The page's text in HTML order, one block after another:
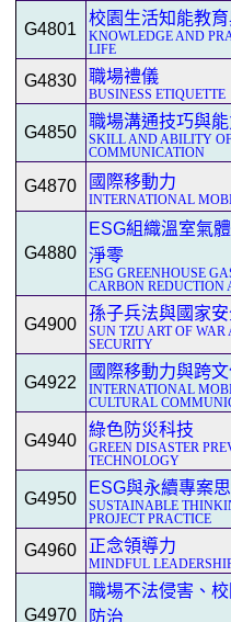
G4801
校園生活知能教
KNOWLEDGE AND
LIFE
G4830 職場禮儀
BUSINESS ETIQUETTE
G4850
職場溝通技巧與能
SKILL AND ABILITY
COMMUNICATION
G4870 國際移動力
INTERNATIONAL
G4880
ESG組織溫室氣
淨零
ESG GREENHOUSE
CARBON REDUCTION
G4900
孫子兵法與國家安
SUN TZU ART OF
SECURITY
G4922
國際移動力與跨
INTERNATIONAL
CULTURAL
G4940
綠色防災科技
GREEN DISASTER
TECHNOLOGY
G4950
ESG與永續專案
SUSTAINABLE
PROJECT PRACTICE
G4960 正念領導力
MINDFUL
G4970
職場不法侵害、
防治